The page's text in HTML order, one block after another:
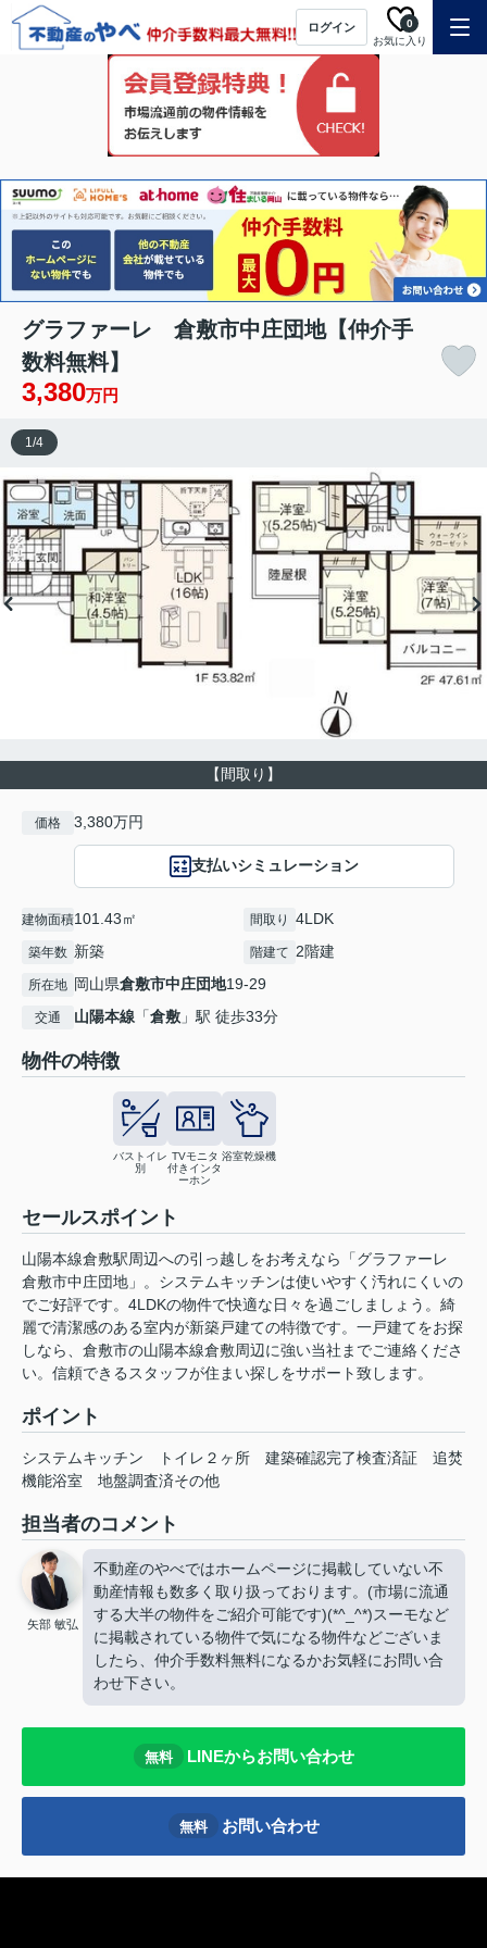
ログイン
お気に入り
0
グラファーレ 倉敷市中庄団地【仲介手
数料無料】
3,380万円
【間取り】
1/4
価格 3,380万円
支払いシミュレーション
建物面積101.43㎡ 間取り 4LDK
築年数 新築 階建て 2階建
所在地 岡山県倉敷市中庄団地19-29
交通 山陽本線 「倉敷 」駅 徒歩33分
物件の特徴
バストイレ
別
TVモニタ
付きインタ
ーホン
浴室乾燥機
セールスポイント
山陽本線倉敷駅周辺への引っ越しをお考えなら「グラファーレ
倉敷市中庄団地」。システムキッチンは使いやすく汚れにくいの
でご好評です。4LDKの物件で快適な日々を過ごしましょう。綺
麗で清潔感のある室内が新築戸建ての特徴です。一戸建てをお探
しなら、倉敷市の山陽本線倉敷周辺に強い当社までご連絡くださ
い。信頼できるスタッフが住まい探しをサポート致します。
ポイント
システムキッチン トイレ２ヶ所 建築確認完了検査済証
追焚
機能浴室
地盤調査済その他
担当者のコメント
矢部 敏弘
不動産のやべではホームページに掲載していない不
動産情報も数多く取り扱っております。(市場に流通
する大半の物件をご紹介可能です)(*^_^*)スーモなど
に掲載されている物件で気になる物件などございま
したら、仲介手数料無料になるかお気軽にお問い合
わせ下さい。
無料 LINEからお問い合わせ
無料 お問い合わせ